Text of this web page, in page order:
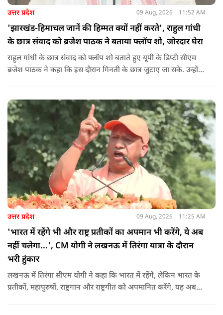
उत्तर प्रदेश 09 Aug, 2026 11:52 AM
'झारखंड-हिमाचल जानें की हिम्मत क्यों नहीं करते', राहुल गांधी
के छात्र संवाद को ब्रजेश पाठक ने बताया फ्लॉप शो, जोरदार घेरा
राहुल गांधी के छात्र संवाद को फ्लॉप शो बताते हुए यूपी के डिप्टी सीएम
ब्रजेश पाठक ने कहा कि इस दौरान गिनती के छात्र जुटाए जा सके. उन्होंने
हिम्मत क्यों नहीं करते.
उत्तर प्रदेश 09 Aug, 2026 11:25 AM
'भारत में रहेंगे भी और राष्ट्र प्रतीकों का अपमान भी करेंगे, ये अब
नहीं चलेगा...', CM योगी ने लखनऊ में तिरंगा यात्रा के दौरान
भरी हुंकार
लखनऊ में तिरंगा सीएम योगी ने कहा कि भारत में रहेंगे, लेकिन भारत के
प्रतीकों, महापुरुषों, राष्ट्रगान और राष्ट्रगीत को अपमानित करेंगे, यह अब